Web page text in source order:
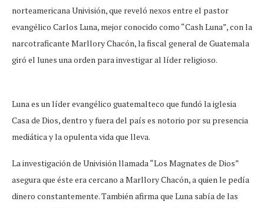
norteamericana Univisión, que reveló nexos entre el pastor
evangélico Carlos Luna, mejor conocido como “Cash Luna”, con la
narcotraficante Marllory Chacón, la fiscal general de Guatemala
giró el lunes una orden para investigar al líder religioso.
Luna es un líder evangélico guatemalteco que fundó la iglesia
Casa de Dios, dentro y fuera del país es notorio por su presencia
mediática y la opulenta vida que lleva.
La investigación de Univisión llamada “Los Magnates de Dios”
asegura que éste era cercano a Marllory Chacón, a quien le pedía
dinero constantemente. También afirma que Luna sabía de las